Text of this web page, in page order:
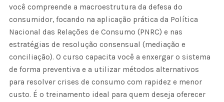
você compreende a macroestrutura da defesa do
consumidor, focando na aplicação prática da Política
Nacional das Relações de Consumo (PNRC) e nas
estratégias de resolução consensual (mediação e
conciliação). O curso capacita você a enxergar o sistema
de forma preventiva e a utilizar métodos alternativos
para resolver crises de consumo com rapidez e menor
custo. É o treinamento ideal para quem deseja oferecer